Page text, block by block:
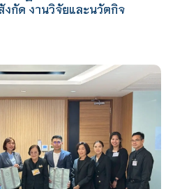
งกัด งานวิจัยและนวัตกิจ